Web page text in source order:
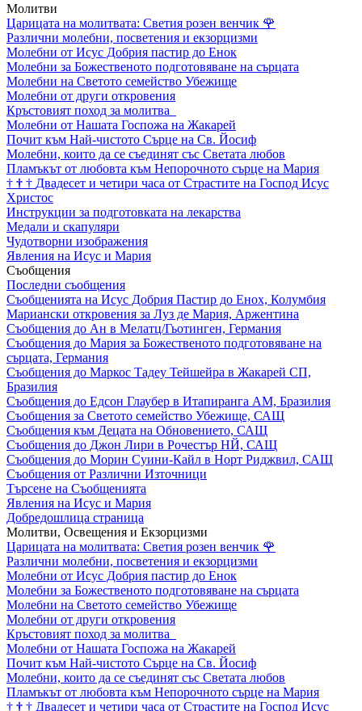
Молитви
Царицата на молитвата: Светия розен венчик 🌹
Различни молебни, посветения и екзорцизми
Молебни от Исус Добрия пастир до Енок
Молебни за Божественото подготовяване на сърцата
Молебни на Светото семейство Убежище
Молебни от други откровения
Кръстовият поход за молитва
Молебни от Нашата Госпожа на Жакарей
Почит към Най-чистото Сърце на Св. Йосиф
Молебни, които да се съединят със Светата любов
Пламъкът от любовта към Непорочното сърце на Мария
† † † Двадесет и четири часа от Страстите на Господ Исус
Христос
Инструкции за подготовката на лекарства
Медали и скапуляри
Чудотворни изображения
Явления на Исус и Мария
Съобщения
Последни съобщения
Съобщенията на Исус Добрия Пастир до Енох, Колумбия
Мариански откровения за Луз де Мария, Аржентина
Съобщения до Ан в Мелатц/Гьотинген, Германия
Съобщения до Мария за Божественото подготовяване на
сърцата, Германия
Съобщения до Маркос Тадеу Тейшейра в Жакарей СП,
Бразилия
Съобщения до Едсон Глаубер в Итапиранга АМ, Бразилия
Съобщения за Светото семейство Убежище, САЩ
Съобщения към Децата на Обновението, САЩ
Съобщения до Джон Лири в Рочестър НЙ, САЩ
Съобщения до Морин Суини-Кайл в Норт Риджвил, САЩ
Съобщения от Различни Източници
Търсене на Съобщенията
Явления на Исус и Мария
Добредошлица страница
Молитви, Освещения и Екзорцизми
Царицата на молитвата: Светия розен венчик 🌹
Различни молебни, посветения и екзорцизми
Молебни от Исус Добрия пастир до Енок
Молебни за Божественото подготовяване на сърцата
Молебни на Светото семейство Убежище
Молебни от други откровения
Кръстовият поход за молитва
Молебни от Нашата Госпожа на Жакарей
Почит към Най-чистото Сърце на Св. Йосиф
Молебни, които да се съединят със Светата любов
Пламъкът от любовта към Непорочното сърце на Мария
† † † Двадесет и четири часа от Страстите на Господ Исус